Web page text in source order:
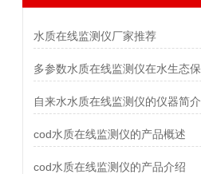
水质在线监测仪厂家推荐
自来水水质在线监测仪的仪器简介
cod水质在线监测仪的产品概述
cod水质在线监测仪的产品介绍